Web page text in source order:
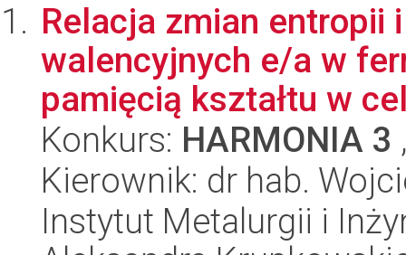
Relacja zmian entropii
walencyjnych e/a w
pamięcią kształtu w
Konkurs: HARMONIA 3
Kierownik: dr hab.
Instytut Metalurgii i